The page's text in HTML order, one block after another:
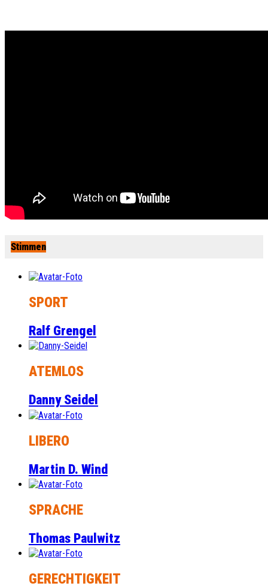
Stimmen
SPORT
Ralf Grengel
ATEMLOS
Danny Seidel
LIBERO
Martin D. Wind
SPRACHE
Thomas Paulwitz
GERECHTIGKEIT